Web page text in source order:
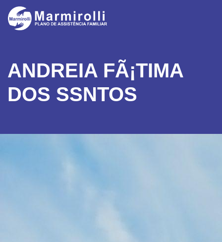
ANDREIA FÃ¡TIMA
DOS SSNTOS